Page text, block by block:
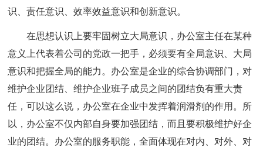
识、责任意识、效率效益意识和创新意识。
在思想认识上要牢固树立大局意识，办公室主任在某种
意义上代表着公司的党政一把手，必须要有全局意识、大局
意识和把握全局的能力。办公室是企业的综合协调部门，对
维护企业团结、维护企业班子成员之间的团结负有重大责
任，可以这么说，办公室在企业中发挥着润滑剂的作用。所
以，办公室不仅内部自身要加强团结，而且要积极维护好企
业的团结。办公室的服务职能，全面体现在对内、对外、对